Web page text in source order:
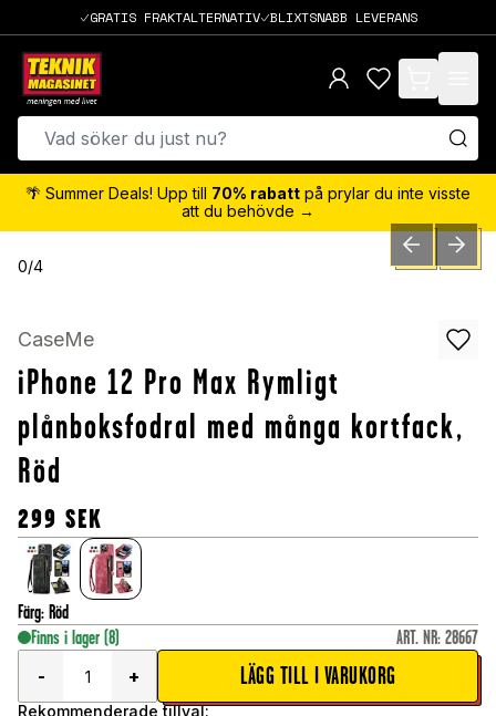
GRATIS FRAKTALTERNATIV BLIXTSNABB LEVERANS
items in cart,
🌴 Summer Deals! Upp till 70% rabatt på prylar du inte visste
att du behövde →
0/4 PREVIOUSNEXT
CaseMe
iPhone 12 Pro Max Rymligt
plånboksfodral med många kortfack,
Röd
299 SEK
Färg: Röd
Finns i lager (8) ART. NR: 28667
-
+ LÄGG TILL I VARUKORG
Rekommenderade tillval: